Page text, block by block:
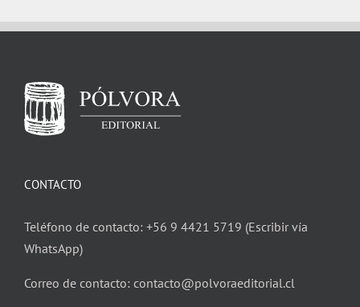
CONTACTO
Teléfono de contacto: +56 9 4421 5719 (Escribir vía
WhatsApp)
Correo de contacto: contacto@polvoraeditorial.cl